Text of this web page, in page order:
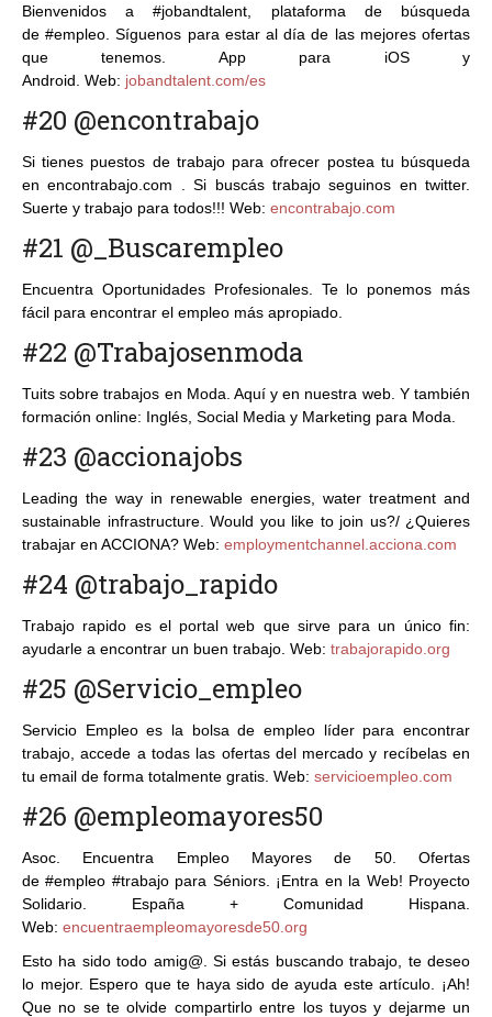
Bienvenidos a #jobandtalent, plataforma de búsqueda
de #empleo. Síguenos para estar al día de las mejores ofertas
que tenemos. App para iOS y
Android. Web: jobandtalent.com/es
#20 @encontrabajo
Si tienes puestos de trabajo para ofrecer postea tu búsqueda
en encontrabajo.com . Si buscás trabajo seguinos en twitter.
Suerte y trabajo para todos!!! Web: encontrabajo.com
#21 @_Buscarempleo
Encuentra Oportunidades Profesionales. Te lo ponemos más
fácil para encontrar el empleo más apropiado.
#22 @Trabajosenmoda
Tuits sobre trabajos en Moda. Aquí y en nuestra web. Y también
formación online: Inglés, Social Media y Marketing para Moda.
#23 @accionajobs
Leading the way in renewable energies, water treatment and
sustainable infrastructure. Would you like to join us?/ ¿Quieres
trabajar en ACCIONA? Web: employmentchannel.acciona.com
#24 @trabajo_rapido
Trabajo rapido es el portal web que sirve para un único fin:
ayudarle a encontrar un buen trabajo. Web: trabajorapido.org
#25 @Servicio_empleo
Servicio Empleo es la bolsa de empleo líder para encontrar
trabajo, accede a todas las ofertas del mercado y recíbelas en
tu email de forma totalmente gratis. Web: servicioempleo.com
#26 @empleomayores50
Asoc. Encuentra Empleo Mayores de 50. Ofertas
de #empleo #trabajo para Séniors. ¡Entra en la Web! Proyecto
Solidario. España + Comunidad Hispana.
Web: encuentraempleomayoresde50.org
Esto ha sido todo amig@. Si estás buscando trabajo, te deseo
lo mejor. Espero que te haya sido de ayuda este artículo. ¡Ah!
Que no se te olvide compartirlo entre los tuyos y dejarme un